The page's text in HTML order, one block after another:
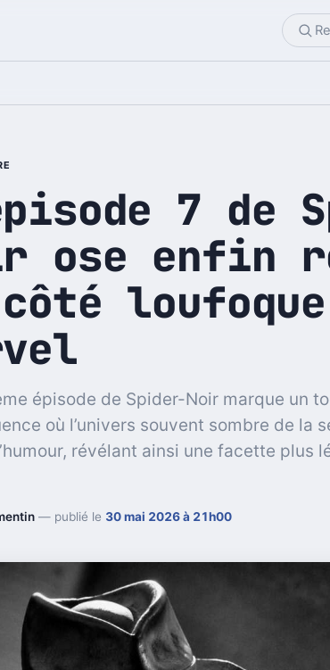
7 de
ose enfin
épisode de Spider-Noir marque un
où l’univers souvent sombre de la
révélant ainsi une facette plus
— publié le 30 mai 2026 à 21h00